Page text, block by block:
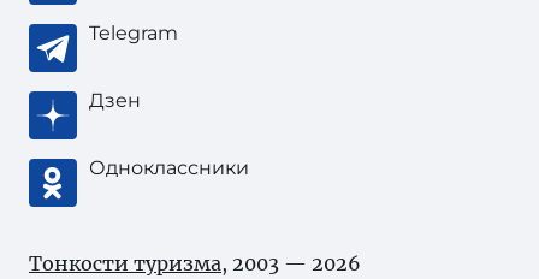
Telegram
Дзен
Одноклассники
Тонкости туризма, 2003 — 2026